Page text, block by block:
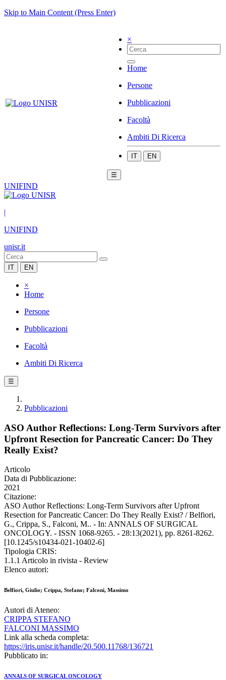
Skip to Main Content (Press Enter)
×
Home
Persone
Pubblicazioni
Facoltà
Ambiti Di Ricerca
IT EN
☰
UNIFIND
|
UNIFIND
unisr.it
IT EN
×
Home
Persone
Pubblicazioni
Facoltà
Ambiti Di Ricerca
☰
Pubblicazioni
ASO Author Reflections: Long-Term Survivors after
Upfront Resection for Pancreatic Cancer: Do They
Really Exist?
Articolo
Data di Pubblicazione:
2021
Citazione:
ASO Author Reflections: Long-Term Survivors after Upfront
Resection for Pancreatic Cancer: Do They Really Exist? / Belfiori,
G., Crippa, S., Falconi, M.. - In: ANNALS OF SURGICAL
ONCOLOGY. - ISSN 1068-9265. - 28:13(2021), pp. 8261-8262.
[10.1245/s10434-021-10402-6]
Tipologia CRIS:
1.1.1 Articolo in rivista - Review
Elenco autori:
Belfiori, Giulio; Crippa, Stefano; Falconi, Massimo
Autori di Ateneo:
CRIPPA STEFANO
FALCONI MASSIMO
Link alla scheda completa:
https://iris.unisr.it/handle/20.500.11768/136721
Pubblicato in:
ANNALS OF SURGICAL ONCOLOGY